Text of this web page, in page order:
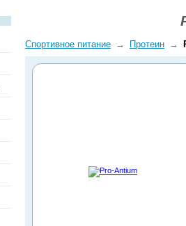
Спортивное питание → Протеин →